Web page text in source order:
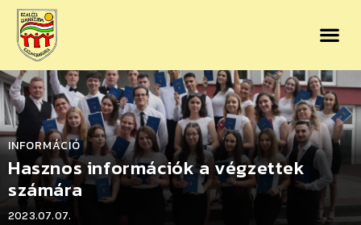
INFORMÁCIÓ
Hasznos információk a végzettek
számára
2023.07.07.